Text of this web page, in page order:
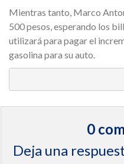
Mientras tanto, Marco
500 pesos, esperando los
utilizará para pagar el
gasolina para su auto.
0
Deja una